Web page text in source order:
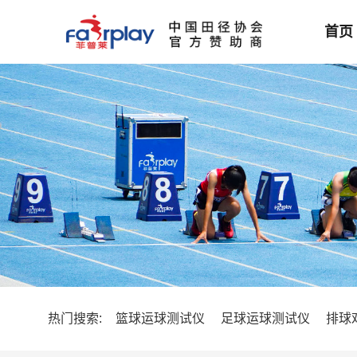
首页
热门搜索: 篮球运球测试仪 足球运球测试仪 排球